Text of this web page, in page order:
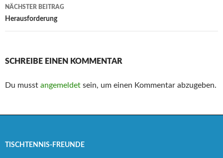
NÄCHSTER BEITRAG
Herausforderung
SCHREIBE EINEN KOMMENTAR
Du musst angemeldet sein, um einen Kommentar abzugeben.
TISCHTENNIS-FREUNDE